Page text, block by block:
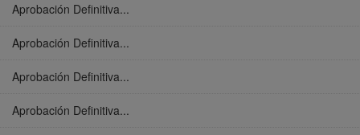
Aprobación Definitiva...
Aprobación Definitiva...
Aprobación Definitiva...
Aprobación Definitiva...